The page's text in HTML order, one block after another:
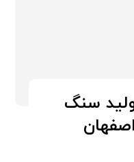
سنگ